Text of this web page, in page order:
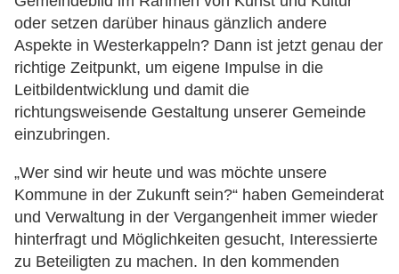
oder setzen darüber hinaus gänzlich andere
Aspekte in Westerkappeln? Dann ist jetzt genau der
richtige Zeitpunkt, um eigene Impulse in die
Leitbildentwicklung und damit die
richtungsweisende Gestaltung unserer Gemeinde
einzubringen.
„Wer sind wir heute und was möchte unsere
Kommune in der Zukunft sein?“ haben Gemeinderat
und Verwaltung in der Vergangenheit immer wieder
hinterfragt und Möglichkeiten gesucht, Interessierte
zu Beteiligten zu machen. In den kommenden